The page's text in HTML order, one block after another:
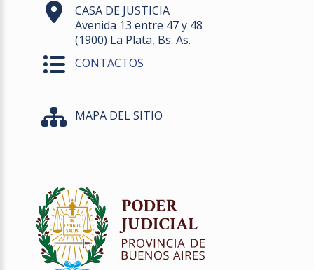
CASA DE JUSTICIA
Avenida 13 entre 47 y 48
(1900) La Plata, Bs. As.
CONTACTOS
MAPA DEL SITIO